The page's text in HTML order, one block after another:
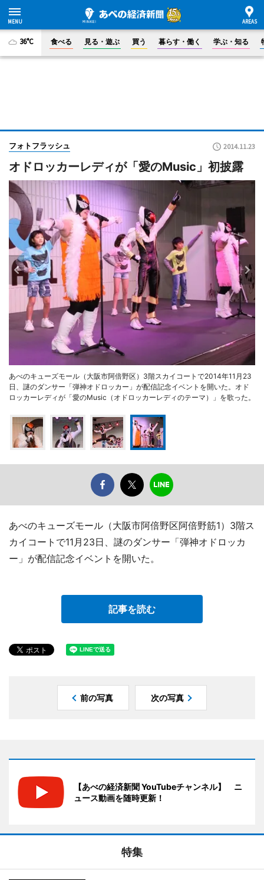
36°C 食べる 見る・遊ぶ 買う 暮らす・働く 学ぶ・知る
フォトフラッシュ 2014.11.23
オドロッカーレディが「愛のMusic」初披露
あべのキューズモール（大阪市阿倍野区）3階スカイコートで2014年11月23
日、謎のダンサー「弾神オドロッカー」が配信記念イベントを開いた。オド
ロッカーレディが「愛のMusic（オドロッカーレディのテーマ）」を歌った。
あべのキューズモール（大阪市阿倍野区阿倍野筋1）3階ス
カイコートで11月23日、謎のダンサー「弾神オドロッカ
ー」が配信記念イベントを開いた。
記事を読む
前の写真 次の写真
【あべの経済新聞 YouTubeチャンネル】 ニ
ュース動画を随時更新！
特集